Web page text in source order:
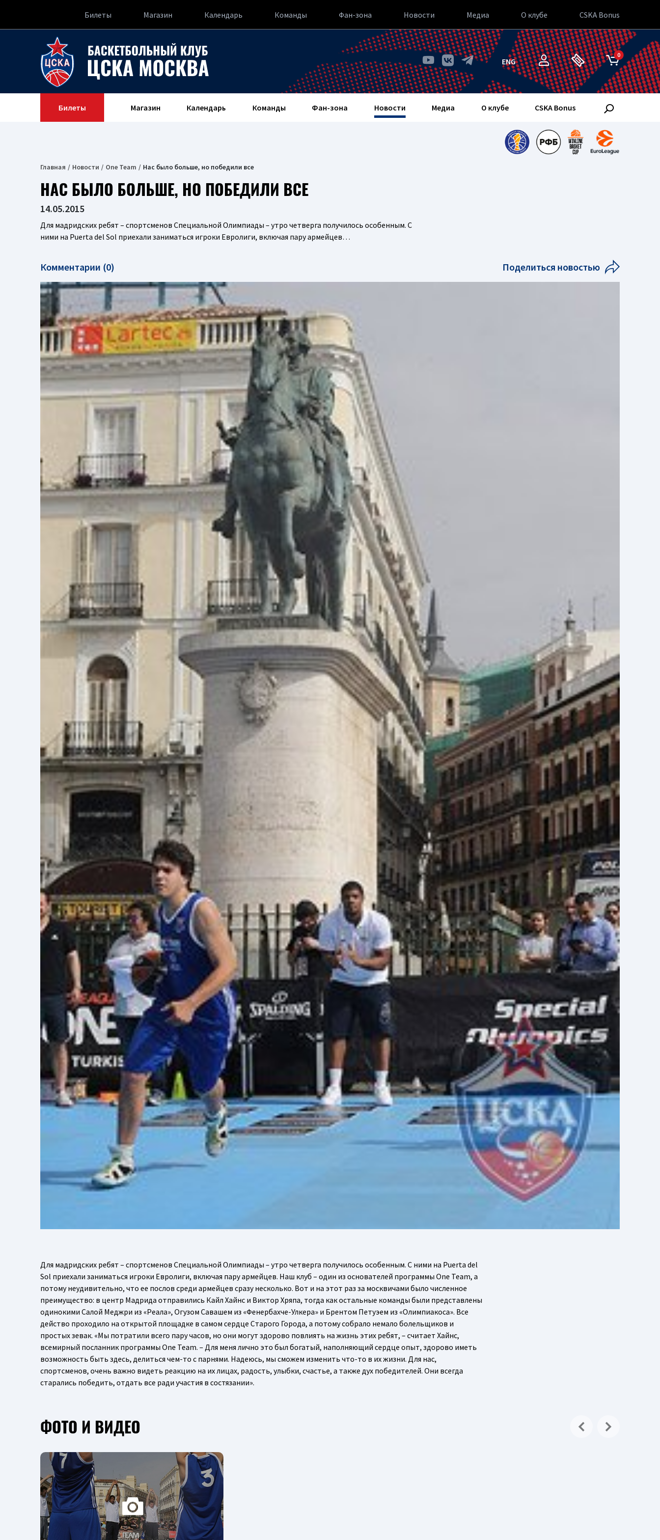
Билеты Магазин Календарь Команды Фан-зона Новости Медиа О клубе CSKA Bonus
ENG
0
Билеты Магазин Календарь Команды Фан-зона Новости Медиа О клубе CSKA Bonus
Главная Новости One Team Нас было больше, но победили все
НАС БЫЛО БОЛЬШЕ, НО ПОБЕДИЛИ ВСЕ
14.05.2015
Для мадридских ребят – спортсменов Специальной Олимпиады – утро четверга получилось особенным. С
ними на Puerta del Sol приехали заниматься игроки Евролиги, включая пару армейцев…
Комментарии (0) Поделиться новостью
Для мадридских ребят – спортсменов Специальной Олимпиады – утро четверга получилось особенным. С ними на Puerta del
Sol приехали заниматься игроки Евролиги, включая пару армейцев. Наш клуб – один из основателей программы One Team, а
потому неудивительно, что ее послов среди армейцев сразу несколько. Вот и на этот раз за москвичами было численное
преимущество: в центр Мадрида отправились Кайл Хайнс и Виктор Хряпа, тогда как остальные команды были представлены
одинокими Салой Меджри из «Реала», Огузом Савашем из «Фенербахче-Улкера» и Брентом Петуэем из «Олимпиакоса». Все
действо проходило на открытой площадке в самом сердце Старого Города, а потому собрало немало болельщиков и
простых зевак. «Мы потратили всего пару часов, но они могут здорово повлиять на жизнь этих ребят, – считает Хайнс,
всемирный посланник программы One Team. – Для меня лично это был богатый, наполняющий сердце опыт, здорово иметь
возможность быть здесь, делиться чем-то с парнями. Надеюсь, мы сможем изменить что-то в их жизни. Для нас,
спортсменов, очень важно видеть реакцию на их лицах, радость, улыбки, счастье, а также дух победителей. Они всегда
старались победить, отдать все ради участия в состязании».
ФОТО И ВИДЕО